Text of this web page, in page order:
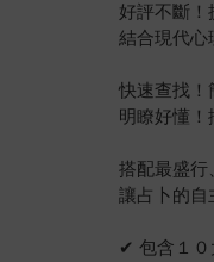
好評不斷！
結合現代心
快速查找！
明瞭好懂！
搭配最盛行
讓占卜的自
✔ 包含１０